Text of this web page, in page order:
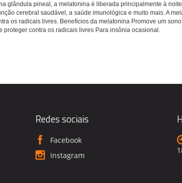
glândula pineal, a melatonina é liberada principalmente à
cerebral saudável, a saúde imunológica e muito mais. A
os radicais livres. Benefícios da melatonina Promove um
contra os radicais livres Para insônia ocasional.
Redes sociais
Facebook
Instagram